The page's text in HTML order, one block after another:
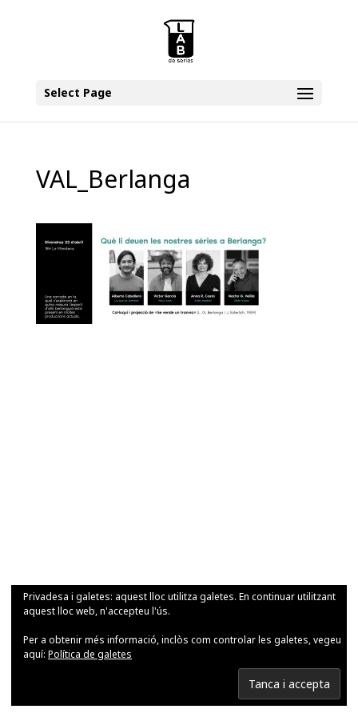
Select Page
VAL_Berlanga
Privadesa i galetes: aquest lloc utilitza galetes. En continuar utilitzant
aquest lloc web, n'accepteu l'ús.
Per a obtenir més informació, inclòs com controlar les galetes, vegeu
aquí: Política de galetes